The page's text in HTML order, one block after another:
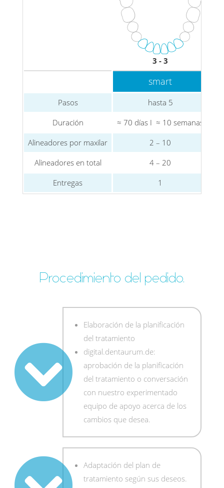
3 - 3
smart
Pasos
hasta 5
Duración
≈ 70 días I ≈ 10 semanas
Alineadores por maxilar
2 – 10
Alineadores en total
4 – 20
Entregas
1
Procedimiento del pedido.
Elaboración de la planificación
del tratamiento
digital.dentaurum.de:
aprobación de la planificación
del tratamiento o conversación
con nuestro experimentado
equipo de apoyo acerca de los
cambios que desea.
Adaptación del plan de
tratamiento según sus deseos.